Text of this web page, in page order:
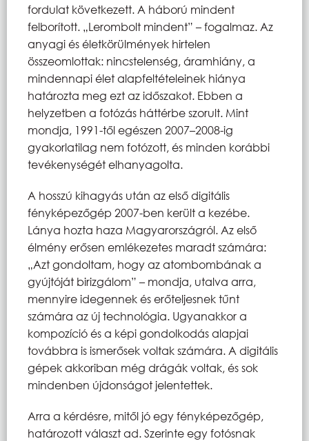
fordulat következett. A háború mindent
felborított. „Lerombolt mindent” – fogalmaz. Az
anyagi és életkörülmények hirtelen
összeomlottak: nincstelenség, áramhiány, a
mindennapi élet alapfeltételeinek hiánya
határozta meg ezt az időszakot. Ebben a
helyzetben a fotózás háttérbe szorult. Mint
mondja, 1991-től egészen 2007–2008-ig
gyakorlatilag nem fotózott, és minden korábbi
tevékenységét elhanyagolta.
A hosszú kihagyás után az első digitális
fényképezőgép 2007-ben került a kezébe.
Lánya hozta haza Magyarországról. Az első
élmény erősen emlékezetes maradt számára:
„Azt gondoltam, hogy az atombombának a
gyújtóját birizgálom” – mondja, utalva arra,
mennyire idegennek és erőteljesnek tűnt
számára az új technológia. Ugyanakkor a
kompozíció és a képi gondolkodás alapjai
továbbra is ismerősek voltak számára. A digitális
gépek akkoriban még drágák voltak, és sok
mindenben újdonságot jelentettek.
Arra a kérdésre, mitől jó egy fényképezőgép,
határozott választ ad. Szerinte egy fotósnak